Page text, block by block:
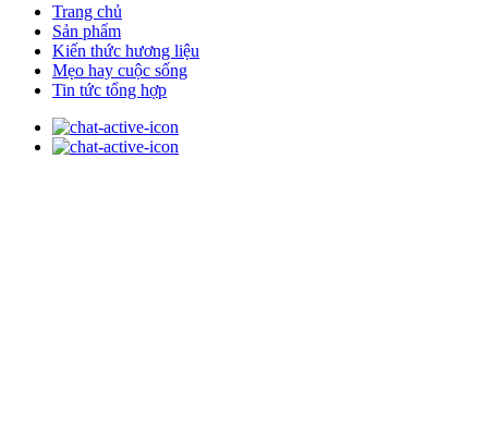
Trang chủ
Sản phẩm
Kiến thức hương liệu
Mẹo hay cuộc sống
Tin tức tổng hợp